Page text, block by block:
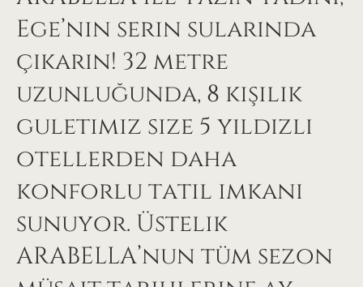
Ege’nin serin sularında
çıkarın! 32 metre
uzunluğunda, 8 kişilik
guletimiz size 5 yıldızlı
otellerden daha
konforlu tatil imkanı
sunuyor. Üstelik
ARABELLA’nun tüm sezon